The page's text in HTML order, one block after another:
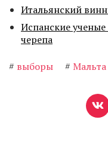
Итальянский
Испанские
черепа
# выборы # Мальта